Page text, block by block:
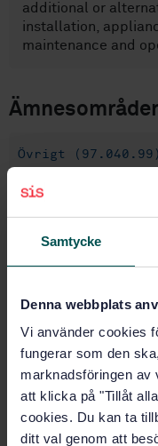
Samtycke
Denna webbplats
Vi använder cookies
fungerar som den
marknadsföringen av
att klicka på "Tillåt
cookies. Du kan ta
ditt val genom att
additional or
installation,
maintenance and
Övrigt (97.040.99)
Köp denna
STANDARD
Storköksutrustning
storköksventilation
konstruktions- och